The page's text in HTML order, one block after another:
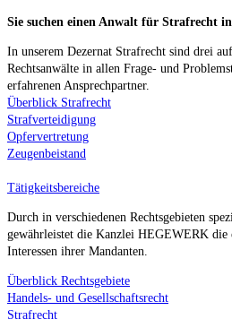
Sie suchen einen Anwalt für Strafrecht
In unserem Dezernat Strafrecht sind drei
Rechtsanwälte in allen Frage- und
erfahrenen Ansprechpartner.
Überblick Strafrecht
Strafverteidigung
Opfervertretung
Zeugenbeistand
Tätigkeitsbereiche
Durch in verschiedenen Rechtsgebieten
gewährleistet die Kanzlei HEGEWERK die
Interessen ihrer Mandanten.
Überblick Rechtsgebiete
Handels- und Gesellschaftsrecht
Strafrecht